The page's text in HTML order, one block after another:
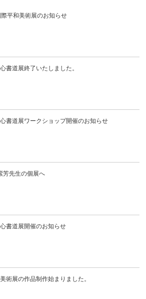
平和美術展のお知らせ
書道展終了いたしました。
書道展ワークショップ開催のお知らせ
芳先生の個展へ
書道展開催のお知らせ
術展の作品制作始まりました。